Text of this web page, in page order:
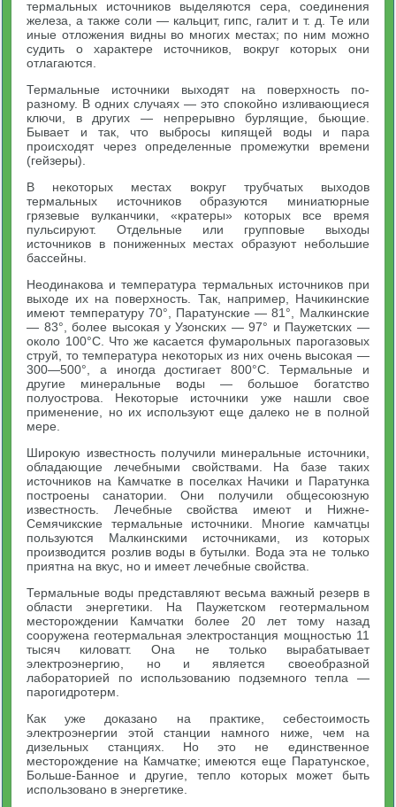
термальных источников выделяются сера, соединения
железа, а также соли — кальцит, гипс, галит и т. д. Те или
иные отложения видны во многих местах; по ним можно
судить о характере источников, вокруг которых они
отлагаются.
Термальные источники выходят на поверхность по-
разному. В одних случаях — это спокойно изливающиеся
ключи, в других — непрерывно бурлящие, бьющие.
Бывает и так, что выбросы кипящей воды и пара
происходят через определенные промежутки времени
(гейзеры).
В некоторых местах вокруг трубчатых выходов
термальных источников образуются миниатюрные
грязевые вулканчики, «кратеры» которых все время
пульсируют. Отдельные или групповые выходы
источников в пониженных местах образуют небольшие
бассейны.
Неодинакова и температура термальных источников при
выходе их на поверхность. Так, например, Начикинские
имеют температуру 70°, Паратунские — 81°, Малкинские
— 83°, более высокая у Узонских — 97° и Паужетских —
около 100°С. Что же касается фумарольных парогазовых
струй, то температура некоторых из них очень высокая —
300—500°, а иногда достигает 800°С. Термальные и
другие минеральные воды — большое богатство
полуострова. Некоторые источники уже нашли свое
применение, но их используют еще далеко не в полной
мере.
Широкую известность получили минеральные источники,
обладающие лечебными свойствами. На базе таких
источников на Камчатке в поселках Начики и Паратунка
построены санатории. Они получили общесоюзную
известность. Лечебные свойства имеют и Нижне-
Семячикские термальные источники. Многие камчатцы
пользуются Малкинскими источниками, из которых
производится розлив воды в бутылки. Вода эта не только
приятна на вкус, но и имеет лечебные свойства.
Термальные воды представляют весьма важный резерв в
области энергетики. На Паужетском геотермальном
месторождении Камчатки более 20 лет тому назад
сооружена геотермальная электростанция мощностью 11
тысяч киловатт. Она не только вырабатывает
электроэнергию, но и является своеобразной
лабораторией по использованию подземного тепла —
парогидротерм.
Как уже доказано на практике, себестоимость
электроэнергии этой станции намного ниже, чем на
дизельных станциях. Но это не единственное
месторождение на Камчатке; имеются еще Паратунское,
Больше-Банное и другие, тепло которых может быть
использовано в энергетике.